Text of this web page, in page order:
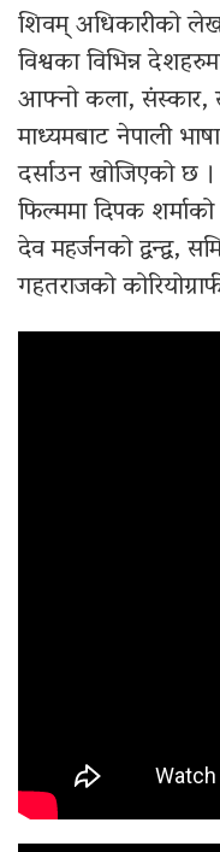
शिवम् अधिकारीको
विश्वका विभिन्न
आफ्नो कला, संस्कार,
माध्यमबाट नेपाली
दर्साउन खोजिएको छ ।
फिल्ममा दिपक
देव महर्जनको द्वन्द्व,
गहतराजको